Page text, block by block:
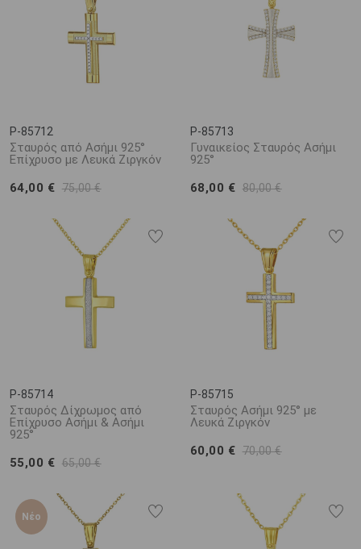
P-85712
Σταυρός από Ασήμι 925°
Επίχρυσο με Λευκά Ζιργκόν
64,00 € 75,00 €
P-85713
Γυναικείος Σταυρός Ασήμι
925°
68,00 € 80,00 €
P-85714
Σταυρός Δίχρωμος από
Επίχρυσο Ασήμι & Ασήμι
925°
55,00 € 65,00 €
P-85715
Σταυρός Ασήμι 925° με
Λευκά Ζιργκόν
60,00 € 70,00 €
Νέο